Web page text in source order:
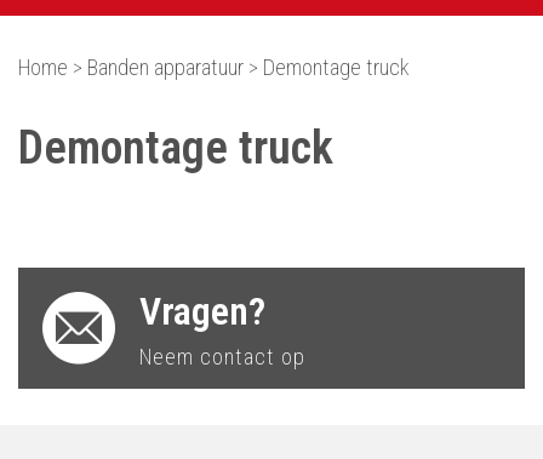
Home > Banden apparatuur > Demontage truck
Demontage truck
Vragen?
Neem contact op